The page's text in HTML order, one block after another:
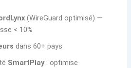
(WireGuard optimisé) —
< 10%
dans 60+ pays
SmartPlay: optimise